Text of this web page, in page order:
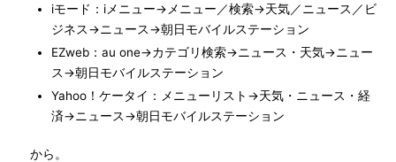
iモード：iメニュー→メニュー／検索→天気／ニュース／ビ
ジネス→ニュース→朝日モバイルステーション
EZweb：au one→カテゴリ検索→ニュース・天気→ニュー
ス→朝日モバイルステーション
Yahoo！ケータイ：メニューリスト→天気・ニュース・経
済→ニュース→朝日モバイルステーション
から。